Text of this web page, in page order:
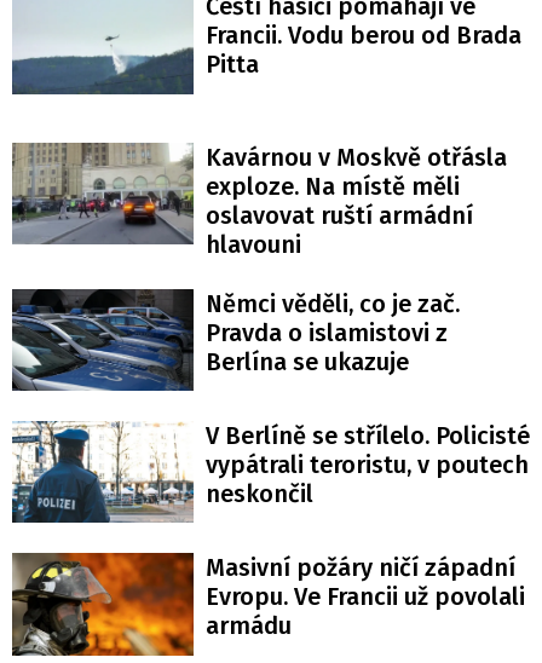
Čeští hasiči pomáhají ve
Francii. Vodu berou od Brada
Pitta
Kavárnou v Moskvě otřásla
exploze. Na místě měli
oslavovat ruští armádní
hlavouni
Němci věděli, co je zač.
Pravda o islamistovi z
Berlína se ukazuje
V Berlíně se střílelo. Policisté
vypátrali teroristu, v poutech
neskončil
Masivní požáry ničí západní
Evropu. Ve Francii už povolali
armádu